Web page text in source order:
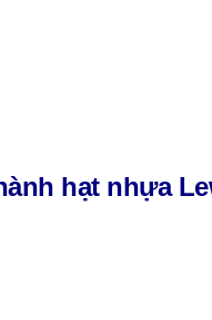
hạt nhựa